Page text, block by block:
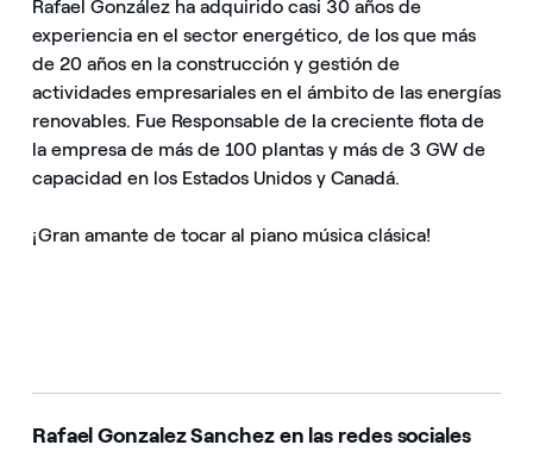
Rafael González ha adquirido casi 30 años de
experiencia en el sector energético, de los que más
de 20 años en la construcción y gestión de
actividades empresariales en el ámbito de las energías
renovables. Fue Responsable de la creciente flota de
la empresa de más de 100 plantas y más de 3 GW de
capacidad en los Estados Unidos y Canadá.
¡Gran amante de tocar al piano música clásica!
Rafael Gonzalez Sanchez en las redes sociales